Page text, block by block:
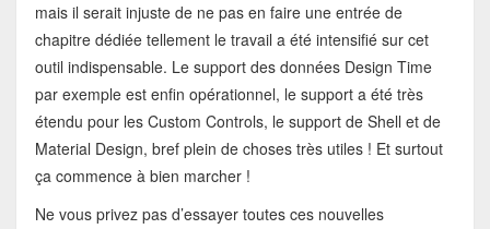
mais il serait injuste de ne pas en faire une entrée de
chapitre dédiée tellement le travail a été intensifié sur cet
outil indispensable. Le support des données Design Time
par exemple est enfin opérationnel, le support a été très
étendu pour les Custom Controls, le support de Shell et de
Material Design, bref plein de choses très utiles ! Et surtout
ça commence à bien marcher !
Ne vous privez pas d’essayer toutes ces nouvelles